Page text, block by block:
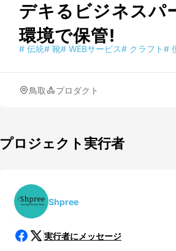
デキるビジネスパ
環境で保管!
# 伝統# 靴# WEBサービス# クラフト#
鳥取 プロダクト
プロジェクト実行者
Shpree
実行者にメッセージ